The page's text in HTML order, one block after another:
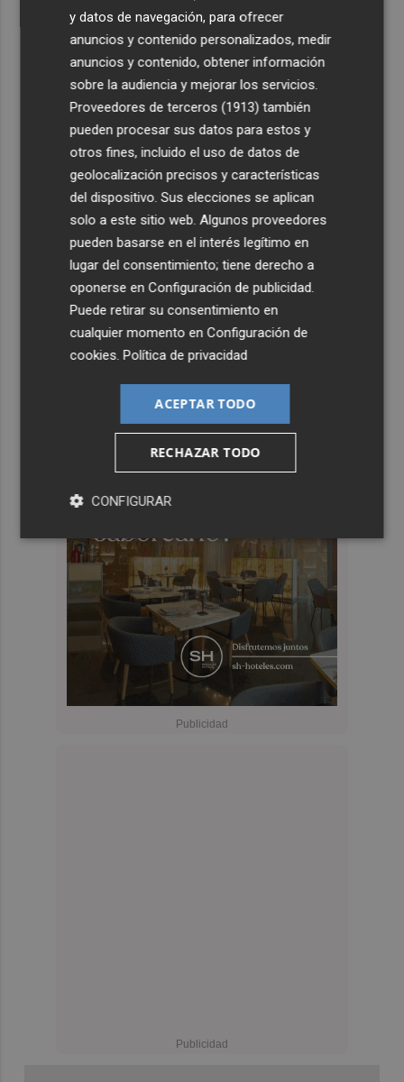
y datos de navegación, para ofrecer
anuncios y contenido personalizados, medir
anuncios y contenido, obtener información
sobre la audiencia y mejorar los servicios.
Proveedores de terceros (1913) también
pueden procesar sus datos para estos y
otros fines, incluido el uso de datos de
geolocalización precisos y características
del dispositivo. Sus elecciones se aplican
solo a este sitio web. Algunos proveedores
pueden basarse en el interés legítimo en
lugar del consentimiento; tiene derecho a
oponerse enConfiguración de publicidad
Puede retirar su consentimiento en
cualquier momento enConfiguración de
cookies .Política de privacidad
ACEPTAR TODO
RECHAZAR TODO
CONFIGURAR